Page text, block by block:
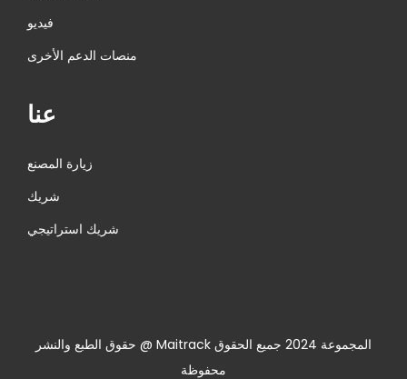
فيديو
منصات الدعم الأخرى
عنا
زيارة المصنع
شريك
شريك استراتيجي
حقوق الطبع والنشر @ Maitrack المجموعة 2024 جميع الحقوق
محفوظة